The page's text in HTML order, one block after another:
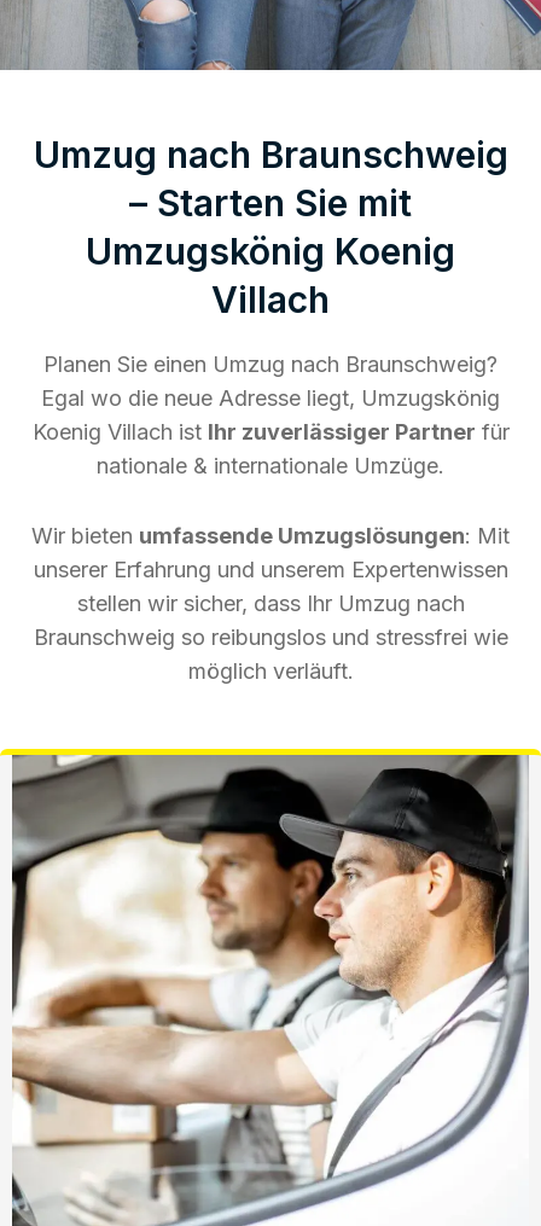
Umzug nach Braunschweig
– Starten Sie mit
Umzugskönig Koenig
Villach
Planen Sie einen Umzug nach Braunschweig?
Egal wo die neue Adresse liegt, Umzugskönig
Koenig Villach ist Ihr zuverlässiger Partner für
nationale & internationale Umzüge.
Wir bieten umfassende Umzugslösungen: Mit
unserer Erfahrung und unserem Expertenwissen
stellen wir sicher, dass Ihr Umzug nach
Braunschweig so reibungslos und stressfrei wie
möglich verläuft.